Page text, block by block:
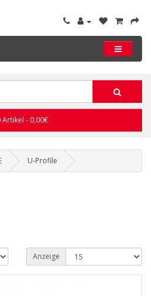
Artikel - 0,00€
U-Profile
Anzeige